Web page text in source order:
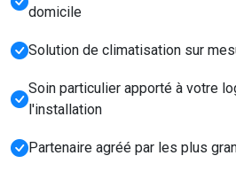
domicile
Solution de climatisation sur
Soin particulier apporté à votre
l'installation
Partenaire agréé par les plus